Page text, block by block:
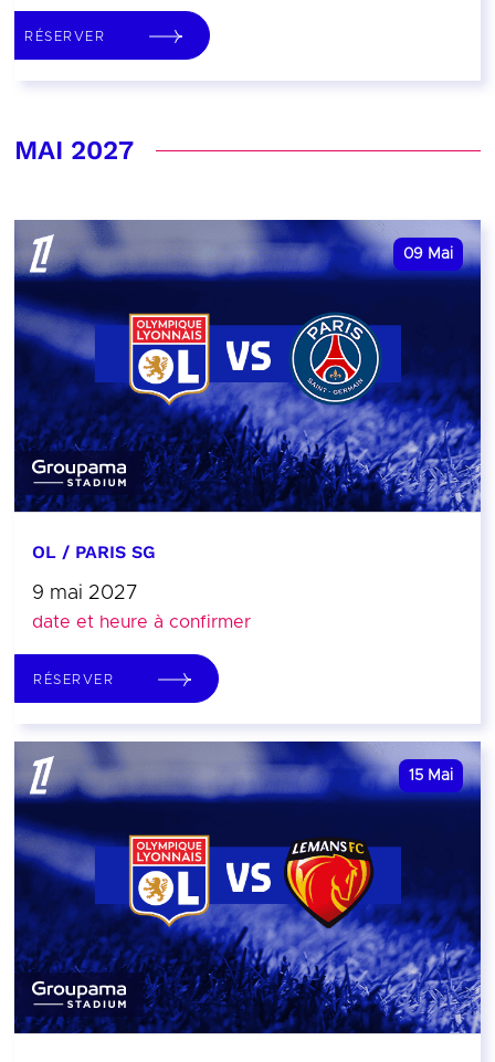
RÉSERVER
MAI 2027
09 Mai
OL / PARIS SG
9 mai 2027
date et heure à confirmer
RÉSERVER
15 Mai